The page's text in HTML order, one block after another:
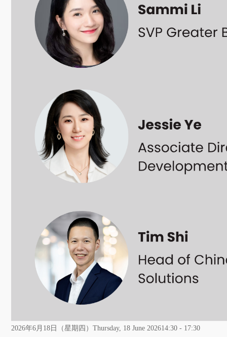
2026年6月18日（星期四）Thursday, 18 June 202614:30 - 17:30